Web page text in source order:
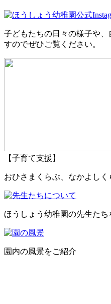
子どもたちの日々の様子や
すのでぜひご覧ください。
【子育て支援】
おひさまくらぶ、なかよし
ほうしょう幼稚園の先生たち
園内の風景をご紹介